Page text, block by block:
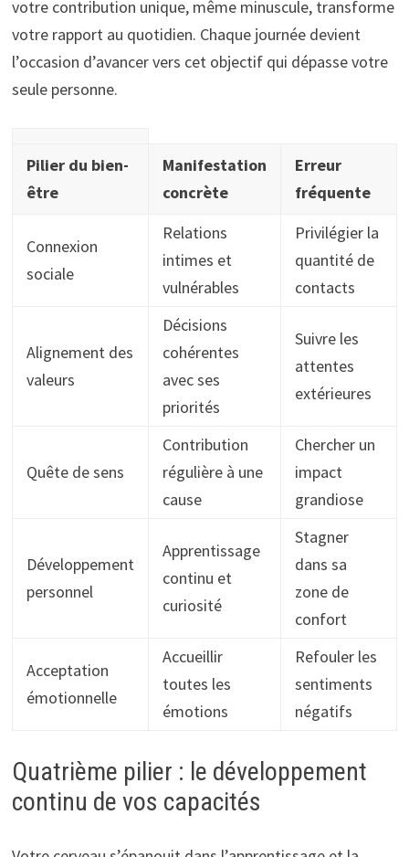
votre contribution unique, même minuscule, transforme
votre rapport au quotidien. Chaque journée devient
l’occasion d’avancer vers cet objectif qui dépasse votre
seule personne.
Pilier du bien-
être
Manifestation
concrète
Erreur
fréquente
Connexion
sociale
Relations
intimes et
vulnérables
Privilégier la
quantité de
contacts
Alignement des
valeurs
Décisions
cohérentes
avec ses
priorités
Suivre les
attentes
extérieures
Quête de sens
Contribution
régulière à une
cause
Chercher un
impact
grandiose
Développement
personnel
Apprentissage
continu et
curiosité
Stagner
dans sa
zone de
confort
Acceptation
émotionnelle
Accueillir
toutes les
émotions
Refouler les
sentiments
négatifs
Quatrième pilier : le développement
continu de vos capacités